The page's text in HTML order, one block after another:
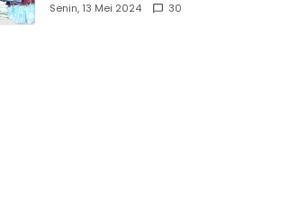
Bansos Terhadap Kaum
Senin, 13 Mei 2024 30